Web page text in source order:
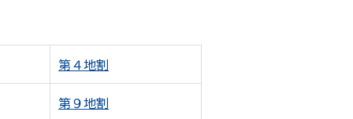
第４地割
第９地割